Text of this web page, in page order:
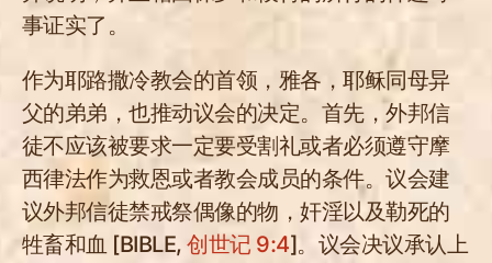
事证实了。
作为耶路撒冷教会的首领，雅各，耶稣同母异
父的弟弟，也推动议会的决定。首先，外邦信
徒不应该被要求一定要受割礼或者必须遵守摩
西律法作为救恩或者教会成员的条件。议会建
议外邦信徒禁戒祭偶像的物，奸淫以及勒死的
牲畜和血 [BIBLE,创世记 9:4]。议会决议承认上